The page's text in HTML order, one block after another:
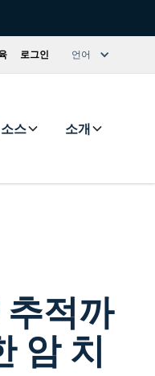
로그인 언어
스 소개
적까
암 치